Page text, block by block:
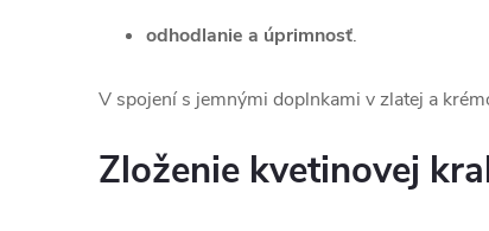
odhodlanie a úprimnosť.
V spojení s jemnými doplnkami v zlatej a
Zloženie kvetinovej